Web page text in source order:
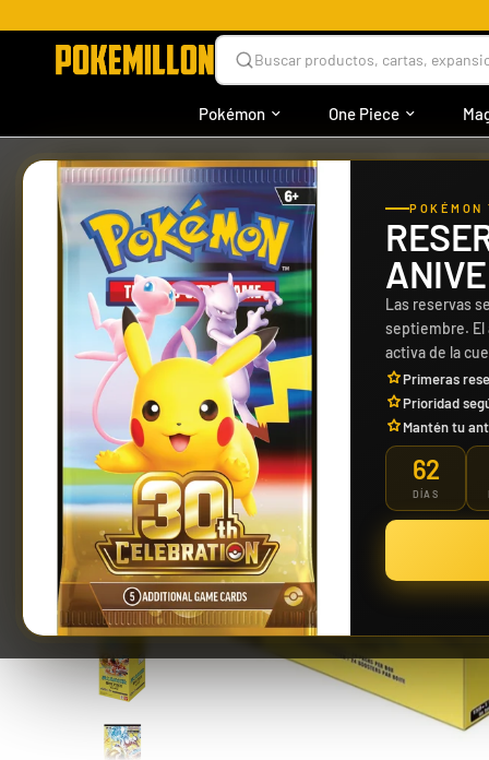
Pokémon One Piece
Buscar productos, cartas,
Riftbound: League of Legends TCG | Vendetta Booster Display 24 Sobres
¡Últimas unidades!
Las reservas
septiembre. El
activa de la
Primeras
Prioridad
Mantén tu
62
DÍAS
INICIO › ONE PIECE › PRODUCTOS › CAJAS